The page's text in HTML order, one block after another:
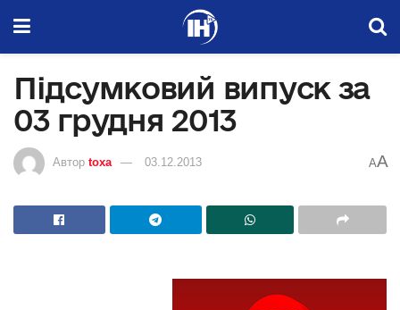
Підсумковий випуск за
03 грудня 2013
Автор toxa 03.12.2013 AA